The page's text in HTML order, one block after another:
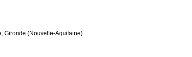
Gironde (Nouvelle-Aquitaine).